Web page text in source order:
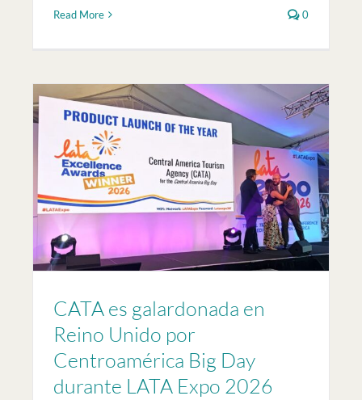
Read More 0
CATA es galardonada en
Reino Unido por
Centroamérica Big Day
durante LATA Expo 2026